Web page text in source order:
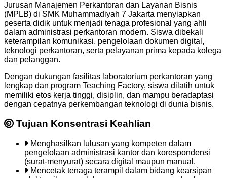
Jurusan Manajemen Perkantoran dan Layanan Bisnis
(MPLB) di SMK Muhammadiyah 7 Jakarta menyiapkan
peserta didik untuk menjadi tenaga profesional yang ahli
dalam administrasi perkantoran modern. Siswa dibekali
keterampilan komunikasi, pengelolaan dokumen digital,
teknologi perkantoran, serta pelayanan prima kepada kolega
dan pelanggan.
Dengan dukungan fasilitas laboratorium perkantoran yang
lengkap dan program Teaching Factory, siswa dilatih untuk
memiliki etos kerja tinggi, disiplin, dan mampu beradaptasi
dengan cepatnya perkembangan teknologi di dunia bisnis.
Tujuan Konsentrasi Keahlian
Menghasilkan lulusan yang kompeten dalam
pengelolaan administrasi kantor dan korespondensi
(surat-menyurat) secara digital maupun manual.
Mencetak tenaga terampil dalam bidang kearsipan